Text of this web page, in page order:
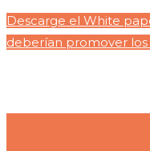
Descarge el White
deberían promover los